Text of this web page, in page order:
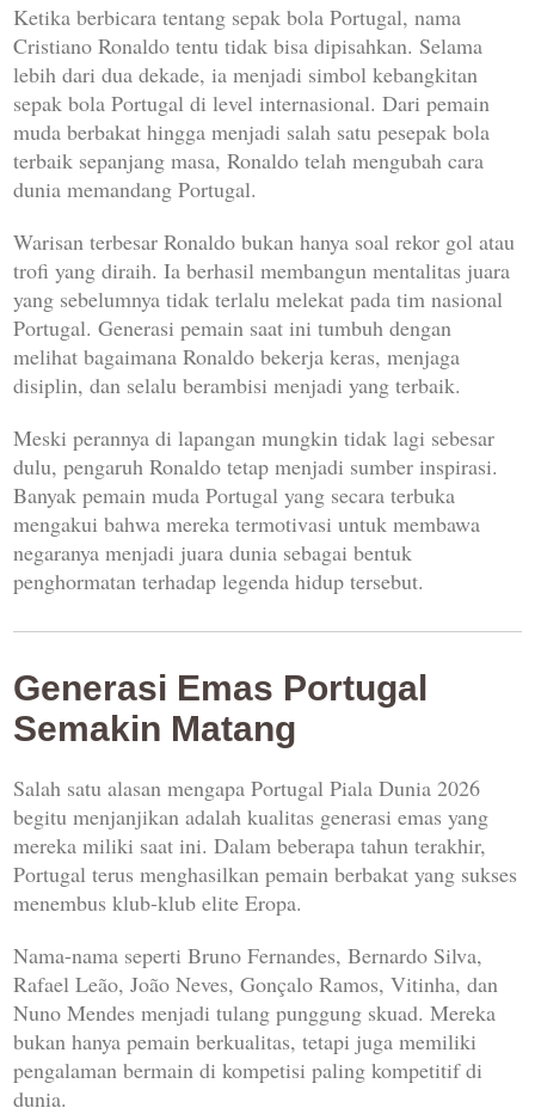
Ketika berbicara tentang sepak bola Portugal, nama
Cristiano Ronaldo tentu tidak bisa dipisahkan. Selama
lebih dari dua dekade, ia menjadi simbol kebangkitan
sepak bola Portugal di level internasional. Dari pemain
muda berbakat hingga menjadi salah satu pesepak bola
terbaik sepanjang masa, Ronaldo telah mengubah cara
dunia memandang Portugal.
Warisan terbesar Ronaldo bukan hanya soal rekor gol atau
trofi yang diraih. Ia berhasil membangun mentalitas juara
yang sebelumnya tidak terlalu melekat pada tim nasional
Portugal. Generasi pemain saat ini tumbuh dengan
melihat bagaimana Ronaldo bekerja keras, menjaga
disiplin, dan selalu berambisi menjadi yang terbaik.
Meski perannya di lapangan mungkin tidak lagi sebesar
dulu, pengaruh Ronaldo tetap menjadi sumber inspirasi.
Banyak pemain muda Portugal yang secara terbuka
mengakui bahwa mereka termotivasi untuk membawa
negaranya menjadi juara dunia sebagai bentuk
penghormatan terhadap legenda hidup tersebut.
Generasi Emas Portugal
Semakin Matang
Salah satu alasan mengapa Portugal Piala Dunia 2026
begitu menjanjikan adalah kualitas generasi emas yang
mereka miliki saat ini. Dalam beberapa tahun terakhir,
Portugal terus menghasilkan pemain berbakat yang sukses
menembus klub-klub elite Eropa.
Nama-nama seperti Bruno Fernandes, Bernardo Silva,
Rafael Leão, João Neves, Gonçalo Ramos, Vitinha, dan
Nuno Mendes menjadi tulang punggung skuad. Mereka
bukan hanya pemain berkualitas, tetapi juga memiliki
pengalaman bermain di kompetisi paling kompetitif di
dunia.